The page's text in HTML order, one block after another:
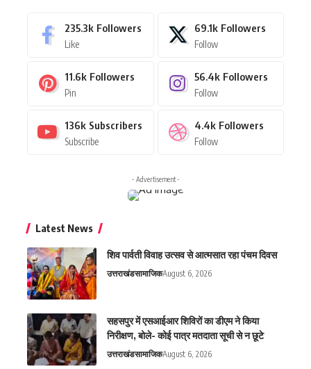
235.3k Followers
Like
69.1k Followers
Follow
11.6k Followers
Pin
56.4k Followers
Follow
136k Subscribers
Subscribe
4.4k Followers
Follow
- Advertisement -
Latest News
शिव पार्वती विवाह उत्सव से आत्मसात रहा पंचम दिवस
उत्तराखंडसामाजिकAugust 6, 2026
सहसपुर में एसआईआर शिविरों का डीएम ने किया
निरीक्षण, बोले- कोई पात्र मतदाता सूची से न छूटे
उत्तराखंडसामाजिकAugust 6, 2026